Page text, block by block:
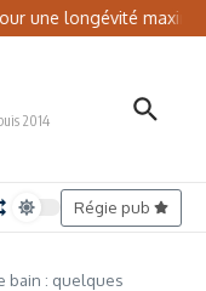
une longévité maximale
2014
Régie pub
bain : quelques